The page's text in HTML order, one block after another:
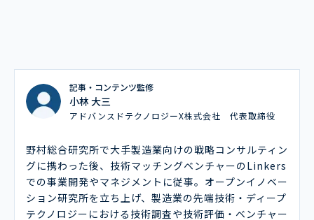
記事・コンテンツ監修
小林 大三
アドバンスドテクノロジーX株式会社 代表取締役
野村総合研究所で大手製造業向けの戦略コンサルティン
グに携わった後、技術マッチングベンチャーのLinkers
での事業開発やマネジメントに従事。オープンイノベー
ション研究所を立ち上げ、製造業の先端技術・ディープ
テクノロジーにおける技術調査や技術評価・ベンチャー